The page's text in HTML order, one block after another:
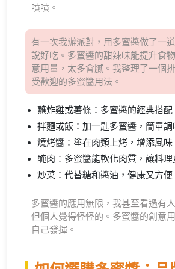
噴噴。
有一次我辦派對，用多蜜醬做了一
說好吃。多蜜醬的甜辣味能提升食
意用量，太多會膩。我整理了一個
受歡迎的多蜜醬用法。
蘸炸雞或薯條：多蜜醬的經典搭配
拌麵或飯：加一匙多蜜醬，簡單調
燒烤醬：塗在肉類上烤，增添風味
醃肉：多蜜醬能軟化肉質，讓料理
炒菜：代替糖和醬油，健康又方便
多蜜醬的應用無限，我甚至看過有
但個人覺得怪怪的。多蜜醬的創意
自己發揮。